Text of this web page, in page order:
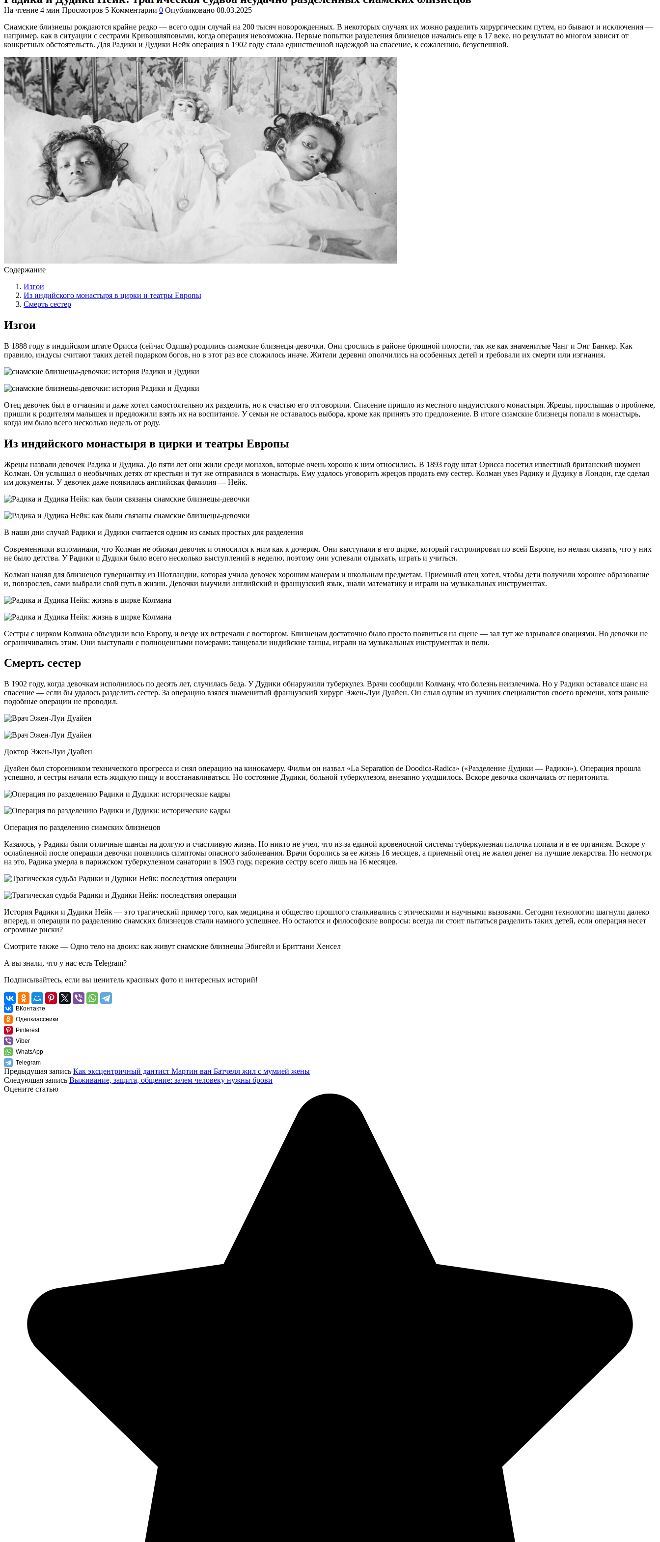
На чтение 4 мин Просмотров 5 Комментарии 0 Опубликовано 08.03.2025
Сиамские близнецы рождаются крайне редко — всего один случай на 200 тысяч новорожденных. В некоторых случаях их можно разделить хирургическим путем, но бывают и исключения —
например, как в ситуации с сестрами Кривошляповыми, когда операция невозможна. Первые попытки разделения близнецов начались еще в 17 веке, но результат во многом зависит от
конкретных обстоятельств. Для Радики и Дудики Нейк операция в 1902 году стала единственной надеждой на спасение, к сожалению, безуспешной.
Содержание
Изгои
Из индийского монастыря в цирки и театры Европы
Смерть сестер
Изгои
В 1888 году в индийском штате Орисса (сейчас Одиша) родились сиамские близнецы-девочки. Они срослись в районе брюшной полости, так же как знаменитые Чанг и Энг Банкер. Как
правило, индусы считают таких детей подарком богов, но в этот раз все сложилось иначе. Жители деревни ополчились на особенных детей и требовали их смерти или изгнания.
Отец девочек был в отчаянии и даже хотел самостоятельно их разделить, но к счастью его отговорили. Спасение пришло из местного индуистского монастыря. Жрецы, прослышав о проблеме,
пришли к родителям малышек и предложили взять их на воспитание. У семьи не оставалось выбора, кроме как принять это предложение. В итоге сиамские близнецы попали в монастырь,
когда им было всего несколько недель от роду.
Из индийского монастыря в цирки и театры Европы
Жрецы назвали девочек Радика и Дудика. До пяти лет они жили среди монахов, которые очень хорошо к ним относились. В 1893 году штат Орисса посетил известный британский шоумен
Колман. Он услышал о необычных детях от крестьян и тут же отправился в монастырь. Ему удалось уговорить жрецов продать ему сестер. Колман увез Радику и Дудику в Лондон, где сделал
им документы. У девочек даже появилась английская фамилия — Нейк.
В наши дни случай Радики и Дудики считается одним из самых простых для разделения
Современники вспоминали, что Колман не обижал девочек и относился к ним как к дочерям. Они выступали в его цирке, который гастролировал по всей Европе, но нельзя сказать, что у них
не было детства. У Радики и Дудики было всего несколько выступлений в неделю, поэтому они успевали отдыхать, играть и учиться.
Колман нанял для близнецов гувернантку из Шотландии, которая учила девочек хорошим манерам и школьным предметам. Приемный отец хотел, чтобы дети получили хорошее образование
и, повзрослев, сами выбрали свой путь в жизни. Девочки выучили английский и французский язык, знали математику и играли на музыкальных инструментах.
Сестры с цирком Колмана объездили всю Европу, и везде их встречали с восторгом. Близнецам достаточно было просто появиться на сцене — зал тут же взрывался овациями. Но девочки не
ограничивались этим. Они выступали с полноценными номерами: танцевали индийские танцы, играли на музыкальных инструментах и пели.
Смерть сестер
В 1902 году, когда девочкам исполнилось по десять лет, случилась беда. У Дудики обнаружили туберкулез. Врачи сообщили Колману, что болезнь неизлечима. Но у Радики оставался шанс на
спасение — если бы удалось разделить сестер. За операцию взялся знаменитый французский хирург Эжен-Луи Дуайен. Он слыл одним из лучших специалистов своего времени, хотя раньше
подобные операции не проводил.
Доктор Эжен-Луи Дуайен
Дуайен был сторонником технического прогресса и снял операцию на кинокамеру. Фильм он назвал «La Separation de Doodica-Radica» («Разделение Дудики — Радики»). Операция прошла
успешно, и сестры начали есть жидкую пищу и восстанавливаться. Но состояние Дудики, больной туберкулезом, внезапно ухудшилось. Вскоре девочка скончалась от перитонита.
Операция по разделению сиамских близнецов
Казалось, у Радики были отличные шансы на долгую и счастливую жизнь. Но никто не учел, что из-за единой кровеносной системы туберкулезная палочка попала и в ее организм. Вскоре у
ослабленной после операции девочки появились симптомы опасного заболевания. Врачи боролись за ее жизнь 16 месяцев, а приемный отец не жалел денег на лучшие лекарства. Но несмотря
на это, Радика умерла в парижском туберкулезном санатории в 1903 году, пережив сестру всего лишь на 16 месяцев.
История Радики и Дудики Нейк — это трагический пример того, как медицина и общество прошлого сталкивались с этическими и научными вызовами. Сегодня технологии шагнули далеко
вперед, и операции по разделению сиамских близнецов стали намного успешнее. Но остаются и философские вопросы: всегда ли стоит пытаться разделить таких детей, если операция несет
огромные риски?
Смотрите также — Одно тело на двоих: как живут сиамские близнецы Эбигейл и Бриттани Хенсел
А вы знали, что у нас есть Telegram?
Подписывайтесь, если вы ценитель красивых фото и интересных историй!
ВКонтакте
Одноклассники
Pinterest
Viber
WhatsApp
Telegram
Предыдущая запись Как эксцентричный дантист Мартин ван Батчелл жил с мумией жены
Следующая запись Выживание, защита, общение: зачем человеку нужны брови
Оцените статью